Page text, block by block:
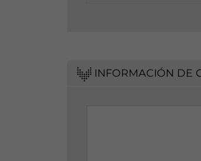
INFORMACIÓN DE